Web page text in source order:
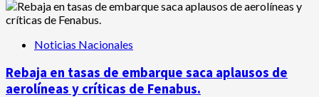
Noticias Nacionales
Rebaja en tasas de embarque saca aplausos de
aerolíneas y críticas de Fenabus.